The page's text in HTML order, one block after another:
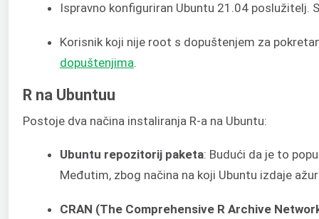
Ispravno konfiguriran Ubuntu 21.04 poslužitelj.
Korisnik koji nije root s dopuštenjem za
dopuštenjima
R na Ubuntuu
Postoje dva načina instaliranja R-a na Ubuntu:
Ubuntu repozitorij paketa: Budući da je to
Međutim, zbog načina na koji Ubuntu izdaje
CRAN (The Comprehensive R Archive